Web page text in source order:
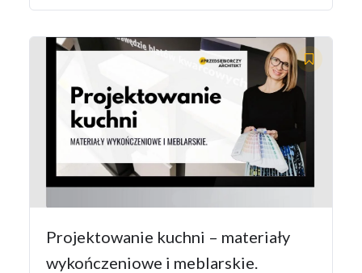
Projektowanie kuchni – materiały
wykończeniowe i meblarskie.